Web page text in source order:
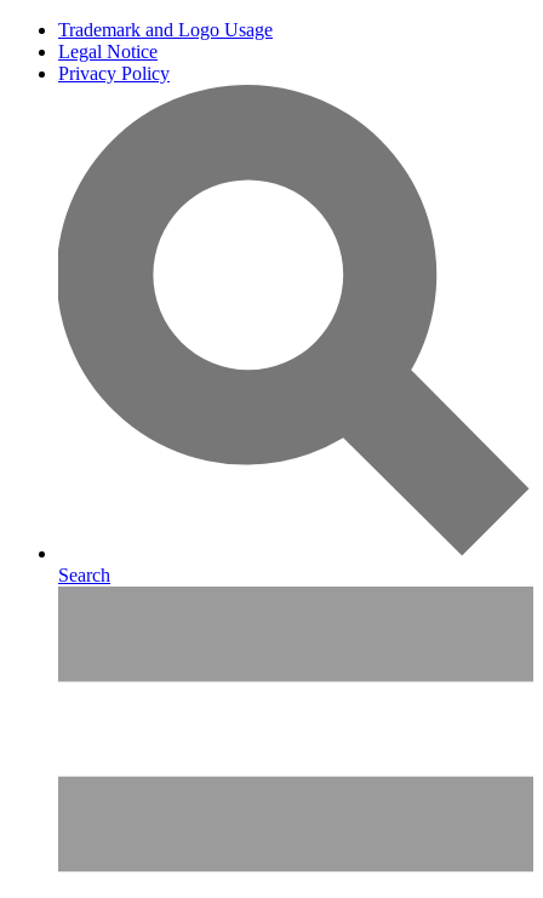
Trademark and Logo Usage
Legal Notice
Privacy Policy
Search